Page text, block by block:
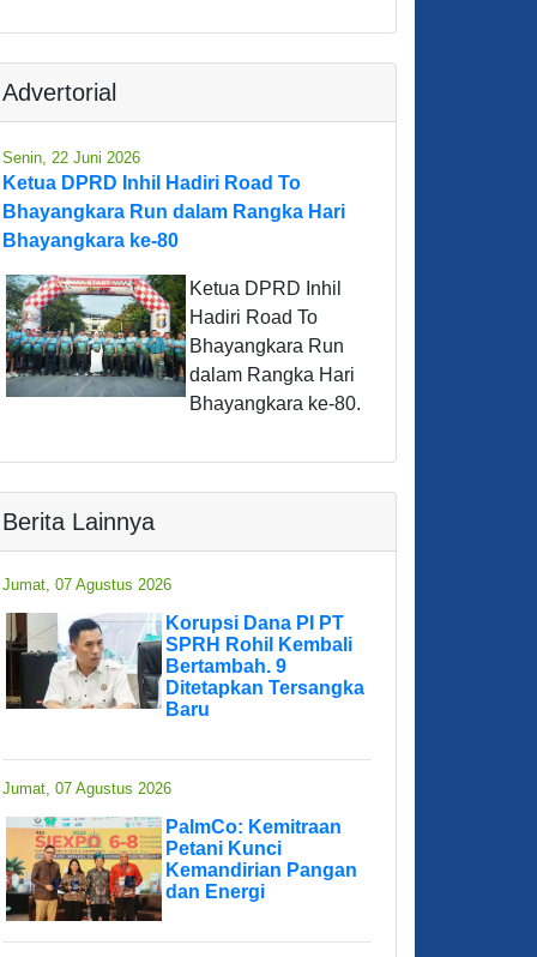
Advertorial
Senin, 22 Juni 2026
Ketua DPRD Inhil Hadiri Road To
Bhayangkara Run dalam Rangka Hari
Bhayangkara ke-80
Ketua DPRD Inhil
Hadiri Road To
Bhayangkara Run
dalam Rangka Hari
Bhayangkara ke-80.
Berita Lainnya
Jumat, 07 Agustus 2026
Korupsi Dana PI PT
SPRH Rohil Kembali
Bertambah. 9
Ditetapkan Tersangka
Baru
Jumat, 07 Agustus 2026
PalmCo: Kemitraan
Petani Kunci
Kemandirian Pangan
dan Energi